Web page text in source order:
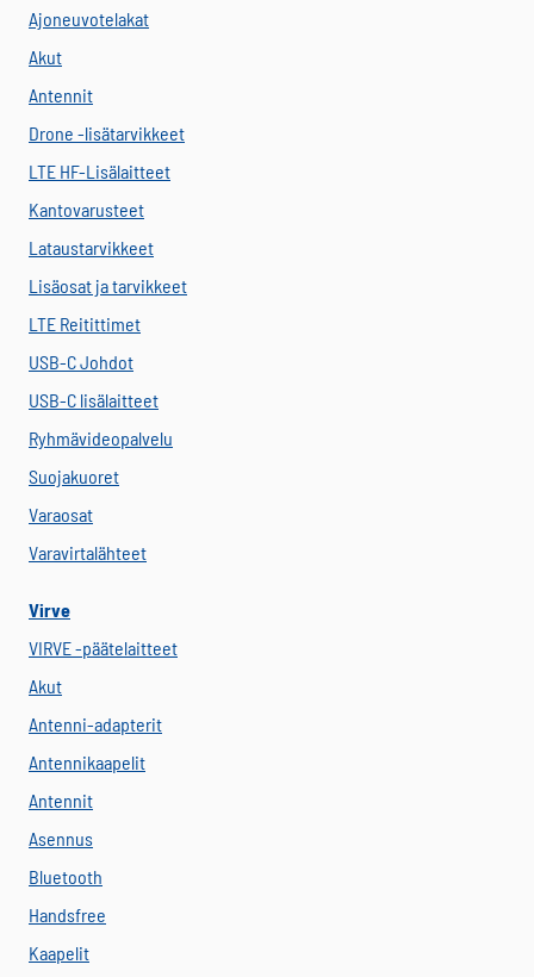
Ajoneuvotelakat
Akut
Antennit
Drone -lisätarvikkeet
LTE HF-Lisälaitteet
Kantovarusteet
Lataustarvikkeet
Lisäosat ja tarvikkeet
LTE Reitittimet
USB-C Johdot
USB-C lisälaitteet
Ryhmävideopalvelu
Suojakuoret
Varaosat
Varavirtalähteet
Virve
VIRVE -päätelaitteet
Akut
Antenni-adapterit
Antennikaapelit
Antennit
Asennus
Bluetooth
Handsfree
Kaapelit